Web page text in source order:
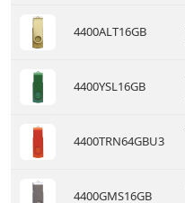
4400ALT16GB
4400YSL16GB
4400TRN64GBU3
4400GMS16GB